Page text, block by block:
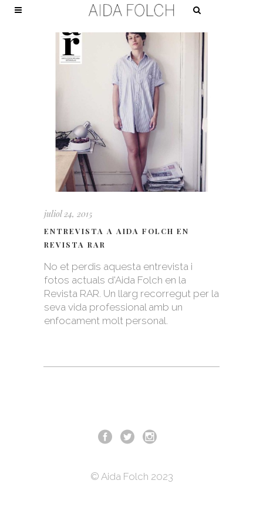
juliol 24, 2015
ENTREVISTA A AIDA FOLCH EN
REVISTA RAR
No et perdis aquesta entrevista i
fotos actuals d'Aida Folch en la
Revista RAR. Un llarg recorregut per la
seva vida professional amb un
enfocament molt personal.
© Aida Folch 2023